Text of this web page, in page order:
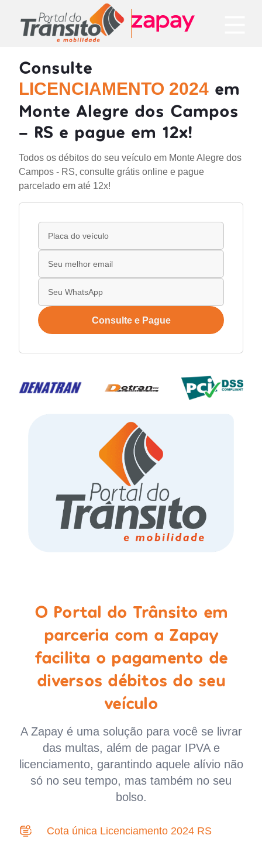
Consulte
LICENCIAMENTO 2024 em
Monte Alegre dos Campos
- RS e pague em 12x!
Todos os débitos do seu veículo em Monte Alegre dos
Campos - RS, consulte grátis online e pague
parcelado em até 12x!
Consulte e Pague
O Portal do Trânsito em
parceria com a Zapay
facilita o pagamento de
diversos débitos do seu
veículo
A Zapay é uma solução para você se livrar
das multas, além de pagar IPVA e
licenciamento, garantindo aquele alívio não
só no seu tempo, mas também no seu
bolso.
Cota única Licenciamento 2024 RS